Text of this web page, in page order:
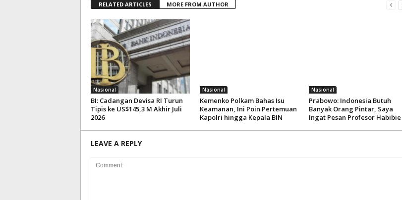
RELATED ARTICLES MORE FROM AUTHOR
Nasional
BI: Cadangan Devisa RI Turun
Tipis ke US$145,3 M Akhir Juli
2026
Nasional
Kemenko Polkam Bahas Isu
Keamanan, Ini Poin Pertemuan
Kapolri hingga Kepala BIN
Nasional
Prabowo: Indonesia Butuh
Banyak Orang Pintar, Saya
Ingat Pesan Profesor Habibie
LEAVE A REPLY